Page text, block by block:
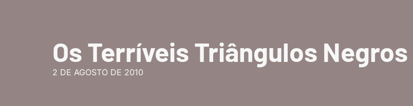
Os Terríveis Triângulos Negros
2 DE AGOSTO DE 2010